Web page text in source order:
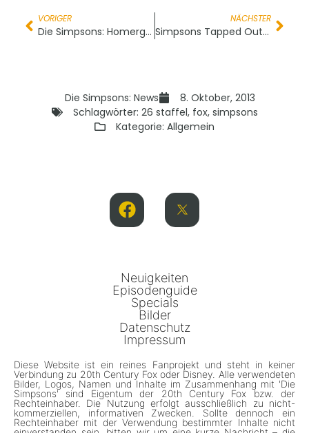
VORIGER
Die Simpsons: Homergeddon – Erstaustrahlung
NÄCHSTER
Simpsons Tapped Out Halloween Update
Die Simpsons: News
8. Oktober, 2013
Schlagwörter: 26 staffel, fox, simpsons
Kategorie: Allgemein
Neuigkeiten
Episodenguide
Specials
Bilder
Datenschutz
Impressum
Diese Website ist ein reines Fanprojekt und steht in keiner
Verbindung zu 20th Century Fox oder Disney. Alle verwendeten
Bilder, Logos, Namen und Inhalte im Zusammenhang mit 'Die
Simpsons' sind Eigentum der 20th Century Fox bzw. der
Rechteinhaber. Die Nutzung erfolgt ausschließlich zu nicht-
kommerziellen, informativen Zwecken. Sollte dennoch ein
Rechteinhaber mit der Verwendung bestimmter Inhalte nicht